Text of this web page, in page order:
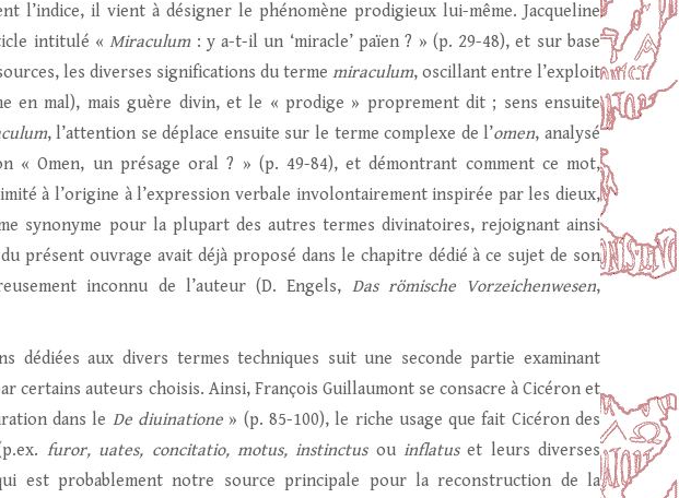
l’indice, il vient à désigner le phénomène prodigieux lui-même. Jacqueline
intitulé «Miraculum: y a-t-il un ‘miracle’ païen ? » (p. 29-48), et sur base
les diverses significations du terme miraculum, oscillant entre l’exploit
en mal), mais guère divin, et le « prodige » proprement dit ; sens ensuite
, l’attention se déplace ensuite sur le terme complexe de l’omen, analysé
« Omen, un présage oral ? » (p. 49-84), et démontrant comment ce mot,
à l’origine à l’expression verbale involontairement inspirée par les dieux,
synonyme pour la plupart des autres termes divinatoires, rejoignant ainsi
présent ouvrage avait déjà proposé dans le chapitre dédié à ce sujet de son
inconnu de l’auteur (D. Engels, Das römische Vorzeichenwesen,
dédiées aux divers termes techniques suit une seconde partie examinant
certains auteurs choisis. Ainsi, François Guillaumont se consacre à Cicéron et
dans le De diuinatione » (p. 85-100), le riche usage que fait Cicéron des
furor, uates, concitatio, motus, instinctus ouinflatuset leurs diverses
est probablement notre source principale pour la reconstruction de la